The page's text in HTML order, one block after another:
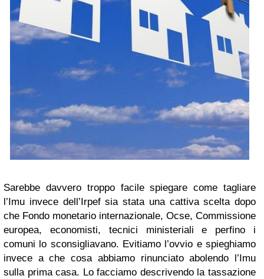
Sarebbe davvero troppo facile spiegare come tagliare
l’Imu invece dell’Irpef sia stata una cattiva scelta dopo
che Fondo monetario internazionale, Ocse, Commissione
europea, economisti, tecnici ministeriali e perfino i
comuni lo sconsigliavano. Evitiamo l’ovvio e spieghiamo
invece a che cosa abbiamo rinunciato abolendo l’Imu
sulla prima casa. Lo facciamo descrivendo la tassazione